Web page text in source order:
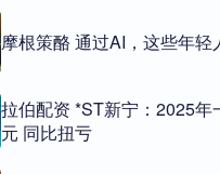
摩根策酪 通过AI，这些年轻
拉伯配资 *ST新宁：2025
元 同比扭亏